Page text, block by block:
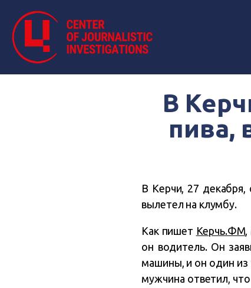
В
пива,
В Керчи, 27 декабря,
вылетел на клумбу.
Как пишет Керчь.ФМ,
он водитель. Он
машины, и он один из
мужчина ответил,